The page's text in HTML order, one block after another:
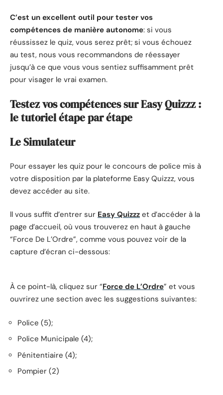
C’est un excellent outil pour tester vos
compétences de manière autonome: si vous
réussissez le quiz, vous serez prêt; si vous échouez
au test, nous vous recommandons de réessayer
jusqu’à ce que vous vous sentiez suffisamment prêt
pour visager le vrai examen.
Testez vos compétences sur Easy Quizzz :
le tutoriel étape par étape
Le Simulateur
Pour essayer les quiz pour le concours de police mis à
votre disposition par la plateforme Easy Quizzz, vous
devez accéder au site.
ll vous suffit d’entrer sur Easy Quizzz et d’accéder à la
page d’accueil, où vous trouverez en haut à gauche
“Force De L’Ordre”, comme vous pouvez voir de la
capture d’écran ci-dessous:
À ce point-là, cliquez sur “Force de L’Ordre” et vous
ouvrirez une section avec les suggestions suivantes:
Police (5);
Police Municipale (4);
Pénitentiaire (4);
Pompier (2)